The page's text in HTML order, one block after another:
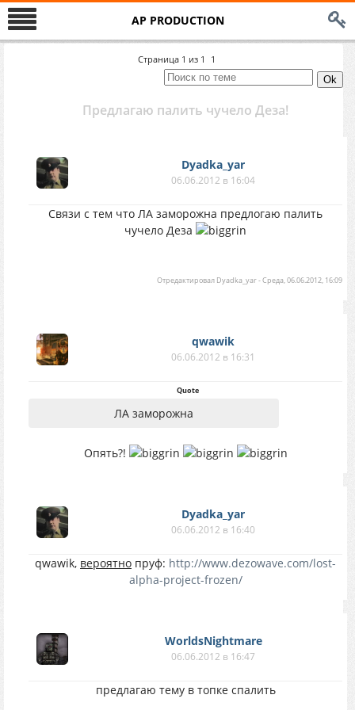
AP PRODUCTION
Страница 1 из 1 1
Предлагаю палить чучело Деза!
Dyadka_yar
06.06.2012 в 16:04
Связи с тем что ЛА заморожна предлогаю палить
чучело Деза
Отредактировал Dyadka_yar-Среда, 06.06.2012, 16:09
qwawik
06.06.2012 в 16:31
Quote
ЛА заморожна
Опять?!
Dyadka_yar
06.06.2012 в 16:40
qwawik, вероятно пруф: http://www.dezowave.com/lost-
alpha-project-frozen/
WorldsNightmare
06.06.2012 в 16:47
предлагаю тему в топке спалить